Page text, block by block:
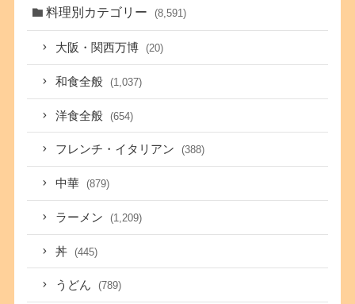
料理別カテゴリー (8,591)
大阪・関西万博 (20)
和食全般 (1,037)
洋食全般 (654)
フレンチ・イタリアン (388)
中華 (879)
ラーメン (1,209)
丼 (445)
うどん (789)